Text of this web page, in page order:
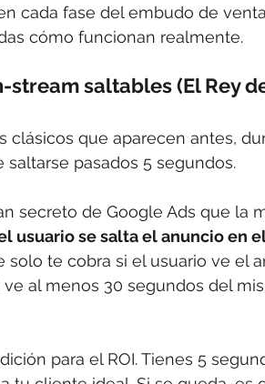
cada fase del embudo de
cómo funcionan realmente.
stream saltables (El Rey
clásicos que aparecen antes,
saltarse pasados 5 segundos.
secreto de Google Ads que la
usuario se salta el anuncio en
solo te cobra si el usuario ve el
ve al menos 30 segundos del
para el ROI. Tienes 5